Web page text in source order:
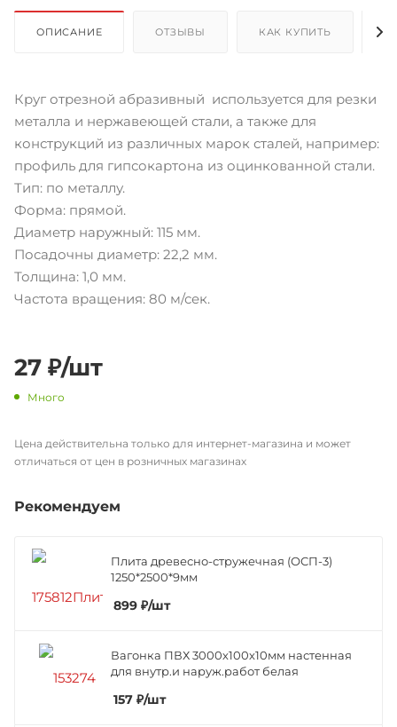
ОПИСАНИЕ ОТЗЫВЫ КАК КУПИТЬ
Круг отрезной абразивный используется для резки
металла и нержавеющей стали, а также для
конструкций из различных марок сталей, например:
профиль для гипсокартона из оцинкованной стали.
Тип: по металлу.
Форма: прямой.
Диаметр наружный: 115 мм.
Посадочны диаметр: 22,2 мм.
Толщина: 1,0 мм.
Частота вращения: 80 м/сек.
27 ₽/шт
Много
Цена действительна только для интернет-магазина и может
отличаться от цен в розничных магазинах
Рекомендуем
Плита древесно-стружечная (ОСП-3)
1250*2500*9мм
899 ₽/шт
Вагонка ПВХ 3000х100х10мм настенная
для внутр.и наруж.работ белая
157 ₽/шт